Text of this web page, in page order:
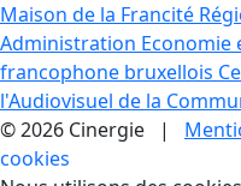
Maison de la Francité
Administration Economie
francophone bruxellois
l'Audiovisuel de la
© 2026 Cinergie |
cookies